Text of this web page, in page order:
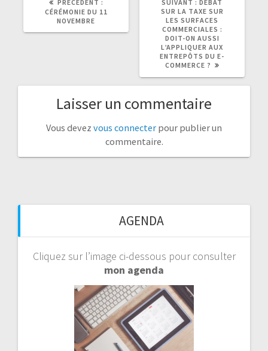
PRÉCÉDENT :
PRÉCÉDENT
CÉRÉMONIE DU 11
NOVEMBRE
SUIVANT : DÉBAT
SUR LA TAXE SUR
LES SURFACES
COMMERCIALES :
DOIT-ON AUSSI
L’APPLIQUER AUX
ENTREPÔTS DU E-
COMMERCE ?
Laisser un commentaire
Vous devez vous connecter pour publier un
commentaire.
AGENDA
Cliquez sur l’image ci-dessous pour consulter
mon agenda